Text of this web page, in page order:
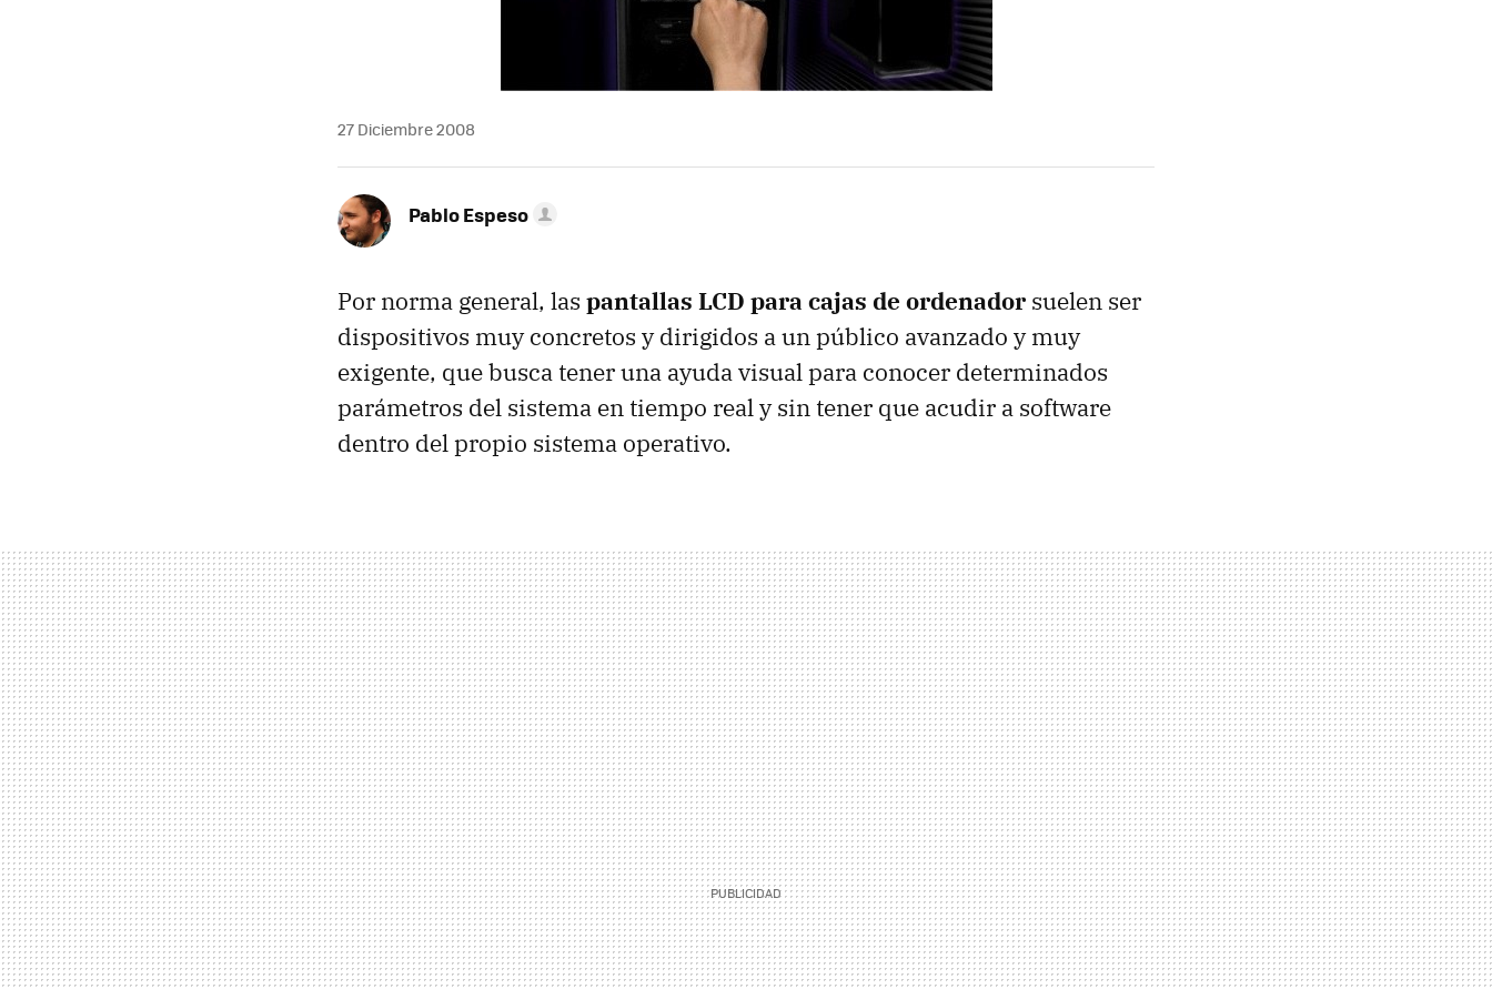
27 Diciembre 2008
Pablo Espeso
Por norma general, las pantallas LCD para cajas de ordenador suelen ser
dispositivos muy concretos y dirigidos a un público avanzado y muy
exigente, que busca tener una ayuda visual para conocer determinados
parámetros del sistema en tiempo real y sin tener que acudir a software
dentro del propio sistema operativo.